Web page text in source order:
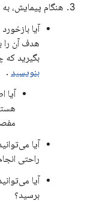
هنگام پیمایش،
آیا
هدف آن را
بگیرید که
بنویسید .
آیا
آیا
راحتی
آیا
برسید؟